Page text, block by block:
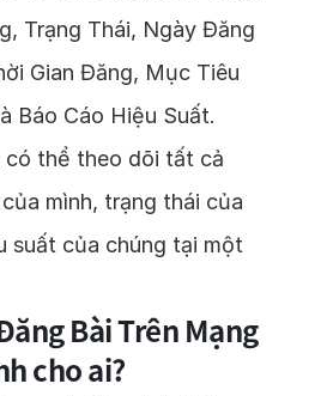
Trạng Thái, Ngày Đăng
Gian Đăng, Mục Tiêu
Báo Cáo Hiệu Suất.
có thể theo dõi tất cả
mình, trạng thái của
suất của chúng tại một
Bài Trên Mạng
cho ai?